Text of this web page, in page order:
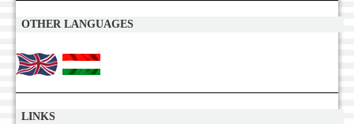
OTHER LANGUAGES
LINKS